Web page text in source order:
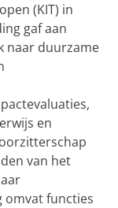
(KIT) in
gaf aan
naar duurzame
en
van het
omvat functies